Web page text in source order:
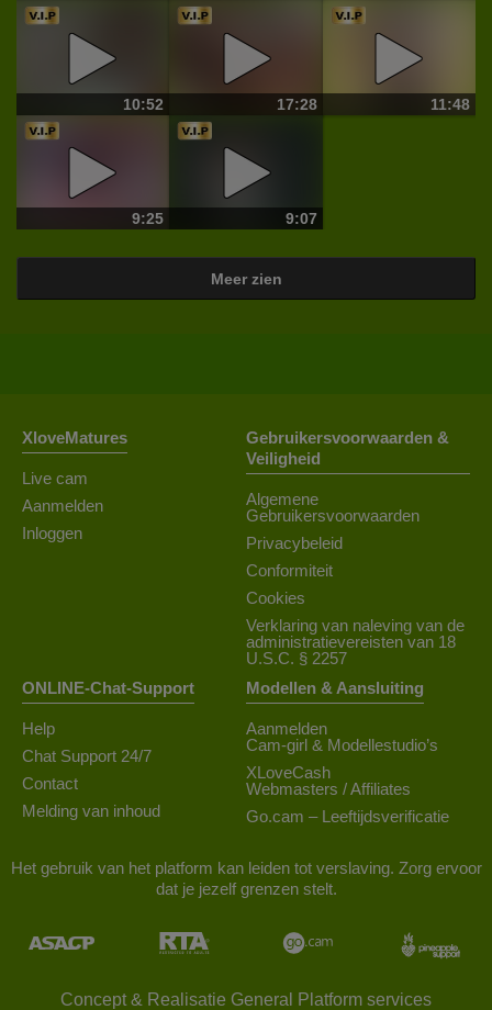
10:52 17:28 11:48
9:25 9:07
Meer zien
XloveMatures
Live cam
Aanmelden
Inloggen
Gebruikersvoorwaarden &
Veiligheid
Algemene
Gebruikersvoorwaarden
Privacybeleid
Conformiteit
Cookies
Verklaring van naleving van de
administratievereisten van 18
U.S.C. § 2257
ONLINE-Chat-Support
Help
Chat Support 24/7
Contact
Melding van inhoud
Modellen & Aansluiting
Aanmelden
Cam-girl & Modellestudio’s
XLoveCash
Webmasters / Affiliates
Go.cam – Leeftijdsverificatie
Het gebruik van het platform kan leiden tot verslaving. Zorg ervoor
dat je jezelf grenzen stelt.
Concept & Realisatie General Platform services